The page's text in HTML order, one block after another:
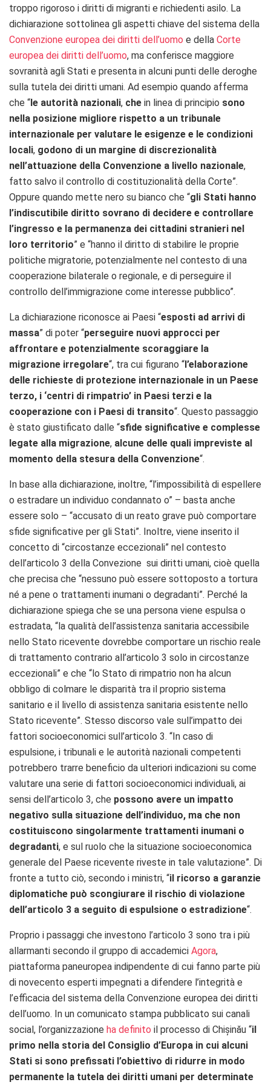
troppo rigoroso i diritti di migranti e richiedenti asilo. La
dichiarazione sottolinea gli aspetti chiave del sistema della
Convenzione europea dei diritti dell’uomo e della Corte
europea dei diritti dell’uomo, ma conferisce maggiore
sovranità agli Stati e presenta in alcuni punti delle deroghe
sulla tutela dei diritti umani. Ad esempio quando afferma
che “ le autorità nazionali, che in linea di principio sono
nella posizione migliore rispetto a un tribunale
internazionale per valutare le esigenze e le condizioni
locali, godono di un margine di discrezionalità
nell’attuazione della Convenzione a livello nazionale,
fatto salvo il controllo di costituzionalità della Corte”.
Oppure quando mette nero su bianco che “gli Stati hanno
l’indiscutibile diritto sovrano di decidere e controllare
l’ingresso e la permanenza dei cittadini stranieri nel
loro territorio” e “hanno il diritto di stabilire le proprie
politiche migratorie, potenzialmente nel contesto di una
cooperazione bilaterale o regionale, e di perseguire il
controllo dell’immigrazione come interesse pubblico”.
La dichiarazione riconosce ai Paesi “esposti ad arrivi di
massa” di poter “perseguire nuovi approcci per
affrontare e potenzialmente scoraggiare la
migrazione irregolare“, tra cui figurano “ l’elaborazione
delle richieste di protezione internazionale in un Paese
terzo, i ‘centri di rimpatrio’ in Paesi terzi e la
cooperazione con i Paesi di transito“. Questo passaggio
è stato giustificato dalle “sfide significative e complesse
legate alla migrazione, alcune delle quali impreviste al
momento della stesura della Convenzione“.
In base alla dichiarazione, inoltre, “l’impossibilità di espellere
o estradare un individuo condannato o” – basta anche
essere solo – “accusato di un reato grave può comportare
sfide significative per gli Stati”. Inoltre, viene inserito il
concetto di “circostanze eccezionali” nel contesto
dell’articolo 3 della Convezione sui diritti umani, cioè quella
che precisa che “nessuno può essere sottoposto a tortura
né a pene o trattamenti inumani o degradanti”. Perché la
dichiarazione spiega che se una persona viene espulsa o
estradata, “la qualità dell’assistenza sanitaria accessibile
nello Stato ricevente dovrebbe comportare un rischio reale
di trattamento contrario all’articolo 3 solo in circostanze
eccezionali” e che “lo Stato di rimpatrio non ha alcun
obbligo di colmare le disparità tra il proprio sistema
sanitario e il livello di assistenza sanitaria esistente nello
Stato ricevente”. Stesso discorso vale sull’impatto dei
fattori socioeconomici sull’articolo 3. “In caso di
espulsione, i tribunali e le autorità nazionali competenti
potrebbero trarre beneficio da ulteriori indicazioni su come
valutare una serie di fattori socioeconomici individuali, ai
sensi dell’articolo 3, che possono avere un impatto
negativo sulla situazione dell’individuo, ma che non
costituiscono singolarmente trattamenti inumani o
degradanti, e sul ruolo che la situazione socioeconomica
generale del Paese ricevente riveste in tale valutazione”. Di
fronte a tutto ciò, secondo i ministri, “il ricorso a garanzie
diplomatiche può scongiurare il rischio di violazione
dell’articolo 3 a seguito di espulsione o estradizione“.
Proprio i passaggi che investono l’articolo 3 sono tra i più
allarmanti secondo il gruppo di accademici Agora,
piattaforma paneuropea indipendente di cui fanno parte più
di novecento esperti impegnati a difendere l’integrità e
l’efficacia del sistema della Convenzione europea dei diritti
dell’uomo. In un comunicato stampa pubblicato sui canali
social, l’organizzazione ha definito il processo di Chișinău “il
primo nella storia del Consiglio d’Europa in cui alcuni
Stati si sono prefissati l’obiettivo di ridurre in modo
permanente la tutela dei diritti umani per determinate